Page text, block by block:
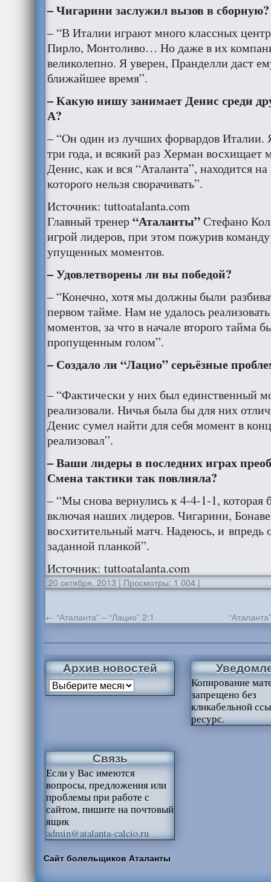
– Чигарини заслужил вызов в сборную?
– “В Италии играют много классных
Пирло, Монтоливо… Но даже в их
великолепно. Я уверен, Пранделли даст
ближайшее время”.
– Какую нишу занимает Денис среди
А?
– “Он один из лучших форвардов
три года, и всякий раз Херман восхищает
Денис, как и вся “Аталанта”, находится
которого нельзя сворачивать”.
Источник: tuttoatalanta.com
Главный тренер“Аталанты”Стефано
игрой лидеров, при этом пожурив
упущенных моментов.
– Удовлетворены ли вы победой?
– “Конечно, хотя мы должны были
первом тайме. Нам не удалось
моментов, за что в начале второго тайма
пропущенным голом”.
– Создало ли “Лацио” серьёзные
– “Фактически у них был единственный
реализовали. Ничья была бы для них
Денис сумел найти для себя момент в
реализовал”.
– Ваши лидеры в последних играх
Смена тактики так повлияла?
– “Мы снова вернулись к 4-4-1-1, которая
включая наших лидеров. Чигарини,
восхитительный матч. Надеюсь, и впредь
заданной планкой”.
Источник: tuttoatalanta.com
20 октября, 2013 | Просмотры: 1 004|
← “Аталанта” – “Лацио” 2:1
Архив новостей
Копирование
запрещено без
кликабельной
ресурс.
Связь
Если у Вас имеются
вопросы, предложения или
проблемы при работе с
сайтом, пишите на почтовый
ящик
admin@atalanta-calcio.ru
Сайт болельщиков Аталанты